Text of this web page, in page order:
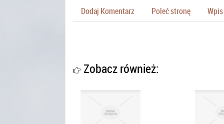
Dodaj Komentarz Poleć stronę
Zobacz również: